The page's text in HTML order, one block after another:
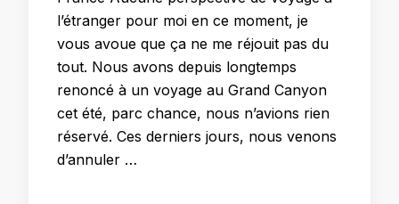
l’étranger pour moi en ce moment, je
vous avoue que ça ne me réjouit pas du
tout. Nous avons depuis longtemps
renoncé à un voyage au Grand Canyon
cet été, parc chance, nous n’avions rien
réservé. Ces derniers jours, nous venons
d’annuler …